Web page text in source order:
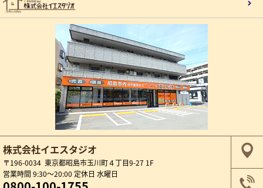
株式会社イエスタジオ
〒196-0034 東京都昭島市玉川町４丁目9-27 1F
営業時間 9:30～20:00 定休日 水曜日